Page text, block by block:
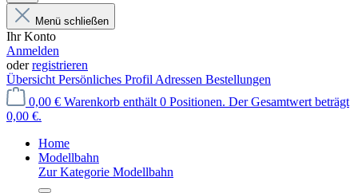
Menü schließen
Ihr Konto
Anmelden
oderregistrieren
Übersicht Persönliches Profil Adressen Bestellungen
0,00 € Warenkorb enthält 0 Positionen. Der Gesamtwert beträgt
0,00 €.
Home
Modellbahn
Zur Kategorie Modellbahn